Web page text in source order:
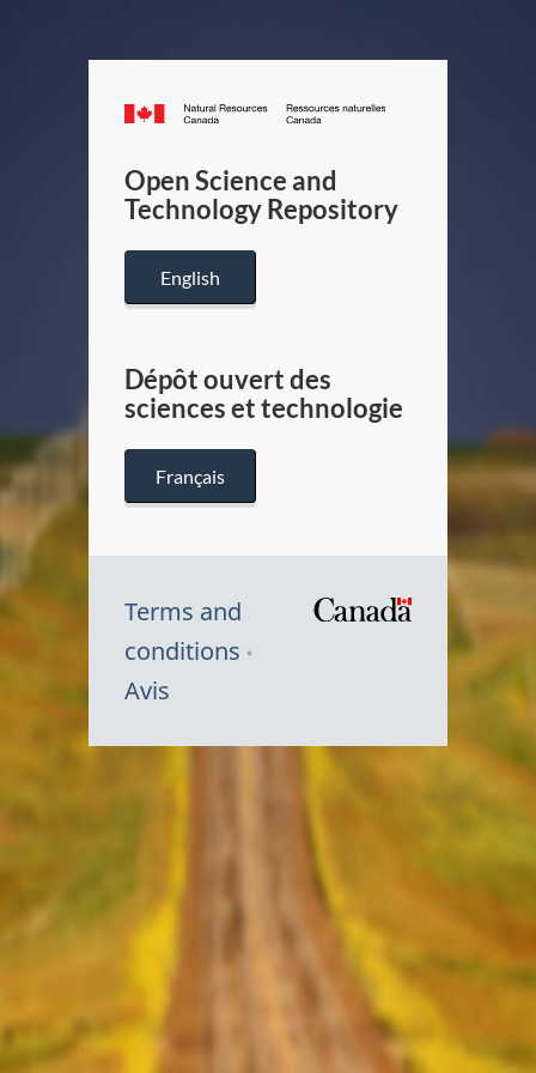
Canada.ca
/
Canada
Open Science and
Technology Repository
English
Dépôt ouvert des
sciences et technologie
Français
Terms and
conditions
Avis
Symbole
Canada